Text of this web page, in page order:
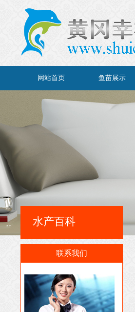
网站首页 鱼苗展示
水产百科
联系我们